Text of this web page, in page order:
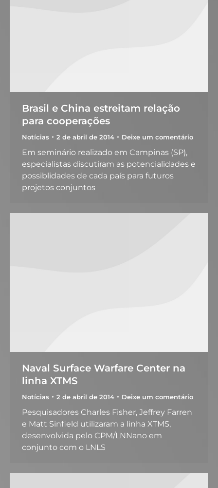
Brasil e China estreitam relação
para cooperações
Notícias 2 de abril de 2014 Deixe um comentário
Em seminário realizado em Campinas (SP),
especialistas discutiram as potencialidades e
possiblidades de cada país para futuros
projetos conjuntos
Naval Surface Warfare Center na
linha XTMS
Notícias 2 de abril de 2014 Deixe um comentário
Pesquisadores Charles Fisher, Jeffrey Farren
e Matt Sinfield utilizaram a linha XTMS,
desenvolvida pelo CPM/LNNano em
conjunto com o LNLS